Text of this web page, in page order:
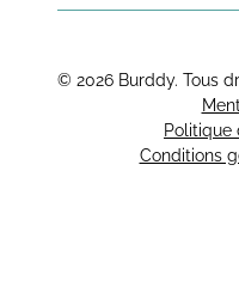
© 2026 Burddy. Tous
Politique
Conditions